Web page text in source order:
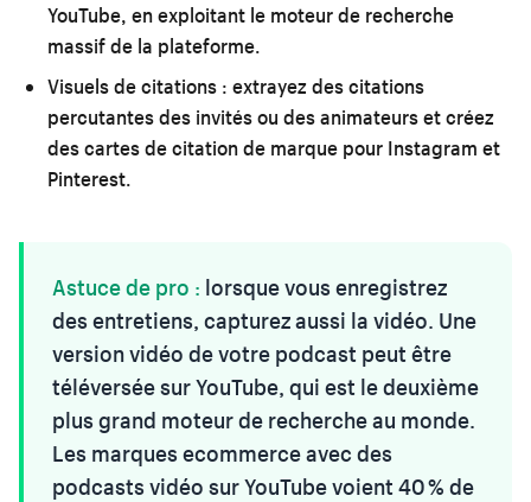
YouTube, en exploitant le moteur de recherche
massif de la plateforme.
Visuels de citations : extrayez des citations
percutantes des invités ou des animateurs et créez
des cartes de citation de marque pour Instagram et
Pinterest.
Astuce de pro : lorsque vous enregistrez
des entretiens, capturez aussi la vidéo. Une
version vidéo de votre podcast peut être
téléversée sur YouTube, qui est le deuxième
plus grand moteur de recherche au monde.
Les marques ecommerce avec des
podcasts vidéo sur YouTube voient 40 % de